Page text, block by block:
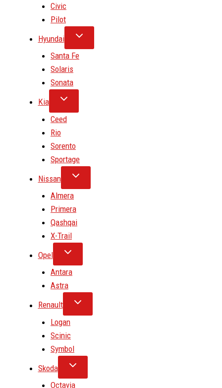
Civic
Pilot
Hyundai
Santa Fe
Solaris
Sonata
Kia
Ceed
Rio
Sorento
Sportage
Nissan
Almera
Primera
Qashqai
X-Trail
Opel
Antara
Astra
Renault
Logan
Scinic
Symbol
Skoda
Octavia